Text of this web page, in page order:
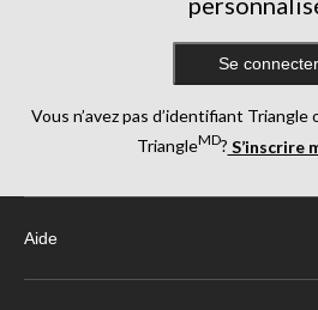
Se connecter
Vous n’avez pas d’identifiant
TriangleMD? S’inscrire
Aide